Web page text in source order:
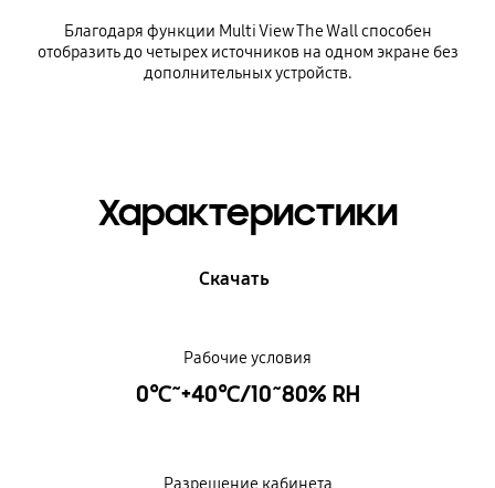
Благодаря функции Multi View The Wall способен
отобразить до четырех источников на одном экране без
дополнительных устройств.
Характеристики
Скачать
Рабочие условия
0℃~+40℃/10~80% RH
Разрешение кабинета